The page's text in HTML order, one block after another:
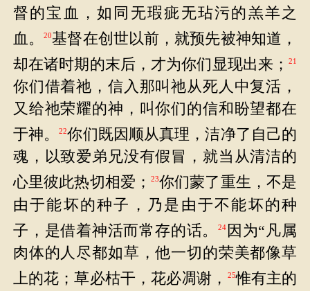
督的宝血，如同无瑕疵无玷污的羔羊之
血。20基督在创世以前，就预先被神知道，
却在诸时期的末后，才为你们显现出来；21
你们借着祂，信入那叫祂从死人中复活，
又给祂荣耀的神，叫你们的信和盼望都在
于神。22你们既因顺从真理，洁净了自己的
魂，以致爱弟兄没有假冒，就当从清洁的
心里彼此热切相爱；
23你们蒙了重生，不是
由于能坏的种子，乃是由于不能坏的种
子，是借着神活而常存的话。24 因为“凡属
肉体的人尽都如草，他一切的荣美都像草
上的花；草必枯干，花必凋谢，
25惟有主的